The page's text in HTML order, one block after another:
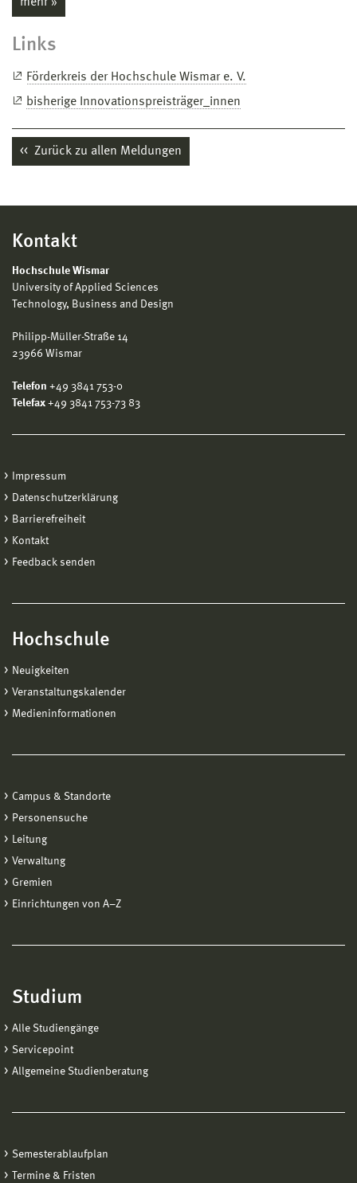
Links
Förderkreis der Hochschule Wismar e. V.
bisherige Innovationspreisträger_innen
Zurück zu allen Meldungen
Kontakt
Hochschule Wismar
University of Applied Sciences
Technology, Business and Design
Philipp-Müller-Straße 14
23966 Wismar
Telefon +49 3841 753-0
Telefax +49 3841 753-73 83
Impressum
Datenschutzerklärung
Barrierefreiheit
Kontakt
Feedback senden
Hochschule
Neuigkeiten
Veranstaltungskalender
Medieninformationen
Campus & Standorte
Personensuche
Leitung
Verwaltung
Gremien
Einrichtungen von A−Z
Studium
Alle Studiengänge
Servicepoint
Allgemeine Studienberatung
Semesterablaufplan
Termine & Fristen